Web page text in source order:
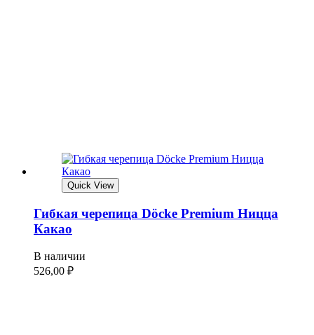
Quick View
Гибкая черепица Döcke Premium Ницца
Какао
В наличии
526,00 ₽